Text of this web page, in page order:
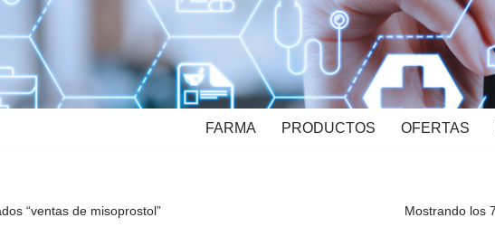
FARMA PRODUCTOS OFERTAS
“ventas de misoprostol” Mostrando los